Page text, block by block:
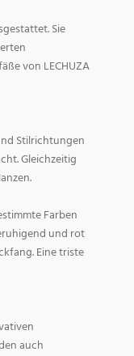
Sie
von LECHUZA
Stilrichtungen
Gleichzeitig
Farben
und rot
Eine triste
auch